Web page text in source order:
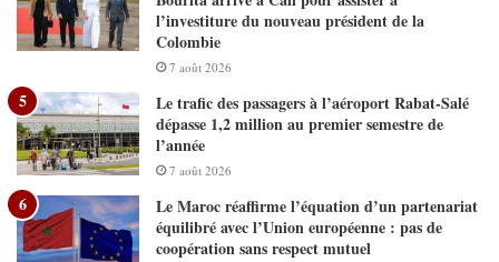
l’investiture du nouveau président de la
Colombie
7 août 2026
Le trafic des passagers à l’aéroport Rabat-Salé
dépasse 1,2 million au premier semestre de
l’année
7 août 2026
Le Maroc réaffirme l’équation d’un partenariat
équilibré avec l’Union européenne : pas de
coopération sans respect mutuel